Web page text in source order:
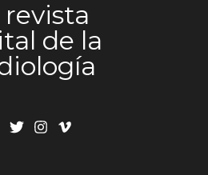
revista
de la